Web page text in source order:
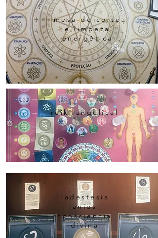
mesa de corte
e limpeza
energética
reiki angelical
radestesia
anjos
consciencia
divina